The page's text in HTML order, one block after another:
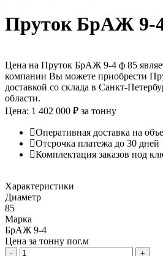
Пруток БрАЖ 9-
Цена на Пруток БрАЖ 9-4 ф 85
компании Вы можете приобрести
доставкой со склада в Санкт-
области.
Цена: 1 402 000 ₽ за тонну
Оперативная доставка на
Отсрочка платежа до 30 дней
Комплектация заказов под
Характеристики
Диаметр
85
Марка
БрАЖ 9-4
Цена за тонну пог.м